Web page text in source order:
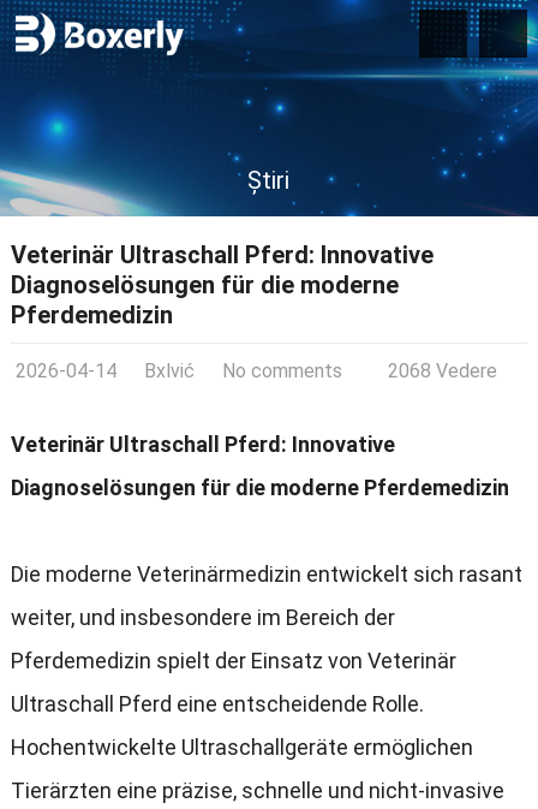
Știri
Veterinär Ultraschall Pferd: Innovative
Diagnoselösungen für die moderne
Pferdemedizin
2026-04-14 Bxlvić No comments 2068 Vedere
Veterinär Ultraschall Pferd : Innovative
Diagnoselösungen für die moderne Pferdemedizin
Die moderne Veterinärmedizin entwickelt sich rasant
weiter, und insbesondere im Bereich der
Pferdemedizin spielt der Einsatz von Veterinär
Ultraschall Pferd eine entscheidende Rolle.
Hochentwickelte Ultraschallgeräte ermöglichen
Tierärzten eine präzise, schnelle und nicht-invasive